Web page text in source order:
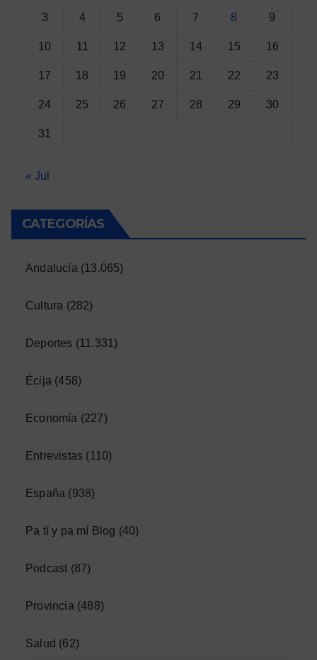
3 4 5 6 7 8 9
10 11 12 13 14 15 16
17 18 19 20 21 22 23
24 25 26 27 28 29 30
31
« Jul
CATEGORÍAS
Andalucía (13.065)
Cultura (282)
Deportes (11.331)
Écija (458)
Economía (227)
Entrevistas (110)
España (938)
Pa tí y pa mí Blog (40)
Podcast (87)
Provincia (488)
Salud (62)